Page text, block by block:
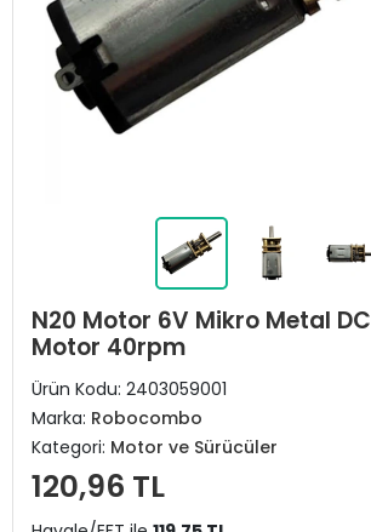
N20 Motor 6V Mikro Metal
Motor 40rpm
Ürün Kodu: 2403059001
Marka: Robocombo
Kategori: Motor ve Sürücüler
120,96 TL